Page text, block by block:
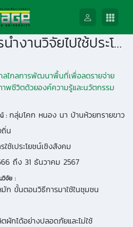
รายละเอียดการนำงานวิจัยไปใช้ประโยชน์
ลไกลการพัฒนาพื้นที่เพื่อลดรายจ่าย
พชีวิตด้วยองค์ความรู้และนวัตกรรม
: กลุ่มโคก หนอง นา บ้านห้วยทรายขาว
น
ใช้เประโยชน์เชิงสังคม
ถึง 31 ธันวาคม 2567
วิจัย :
ก ขั้นตอนวิธีการมาใช้ในชุมชน
กได้อย่างปลอดภัยและไม่ใช้